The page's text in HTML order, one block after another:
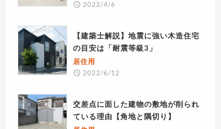
2022/4/6
【建築士解説】地震に強い木造住宅
の目安は「耐震等級3」
居住用
2022/6/12
交差点に面した建物の敷地が削られ
ている理由【角地と隅切り】